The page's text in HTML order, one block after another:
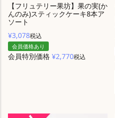
【フリュテリー果坊】果の実(か
んのみ)スティックケーキ8本ア
ソート
¥3,078税込
会員価格あり
会員特別価格 ¥2,770税込